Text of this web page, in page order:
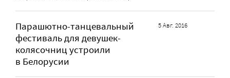
Парашютно-танцевальный
фестиваль для девушек-
колясочниц устроили
в Белорусии
5 Авг. 2016